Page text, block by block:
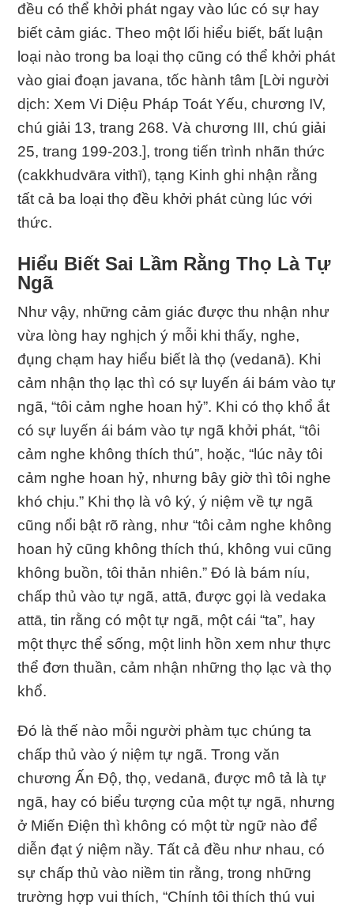
đều có thể khởi phát ngay vào lúc có sự hay
biết cảm giác. Theo một lối hiểu biết, bất luận
loại nào trong ba loại thọ cũng có thể khởi phát
vào giai đoạn javana, tốc hành tâm [Lời người
dịch: Xem Vi Diệu Pháp Toát Yếu, chương IV,
chú giải 13, trang 268. Và chương III, chú giải
25, trang 199-203.], trong tiến trình nhãn thức
(cakkhudvāra vithī), tạng Kinh ghi nhận rằng
tất cả ba loại thọ đều khởi phát cùng lúc với
thức.
Hiểu Biết Sai Lầm Rằng Thọ Là Tự
Ngã
Như vậy, những cảm giác được thu nhận như
vừa lòng hay nghịch ý mỗi khi thấy, nghe,
đụng chạm hay hiểu biết là thọ (vedanā). Khi
cảm nhận thọ lạc thì có sự luyến ái bám vào tự
ngã, “tôi cảm nghe hoan hỷ”. Khi có thọ khổ ắt
có sự luyến ái bám vào tự ngã khởi phát, “tôi
cảm nghe không thích thú”, hoặc, “lúc nảy tôi
cảm nghe hoan hỷ, nhưng bây giờ thì tôi nghe
khó chịu.” Khi thọ là vô ký, ý niệm về tự ngã
cũng nổi bật rõ ràng, như “tôi cảm nghe không
hoan hỷ cũng không thích thú, không vui cũng
không buồn, tôi thản nhiên.” Ðó là bám níu,
chấp thủ vào tự ngã, attā, được gọi là vedaka
attā, tin rằng có một tự ngã, một cái “ta”, hay
một thực thể sống, một linh hồn xem như thực
thể đơn thuần, cảm nhận những thọ lạc và thọ
khổ.
Ðó là thế nào mỗi người phàm tục chúng ta
chấp thủ vào ý niệm tự ngã. Trong văn
chương Ấn Ðộ, thọ, vedanā, được mô tả là tự
ngã, hay có biểu tượng của một tự ngã, nhưng
ở Miến Ðiện thì không có một từ ngữ nào để
diễn đạt ý niệm nầy. Tất cả đều như nhau, có
sự chấp thủ vào niềm tin rằng, trong những
trường hợp vui thích, “Chính tôi thích thú vui